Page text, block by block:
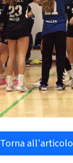
Torna all'articolo